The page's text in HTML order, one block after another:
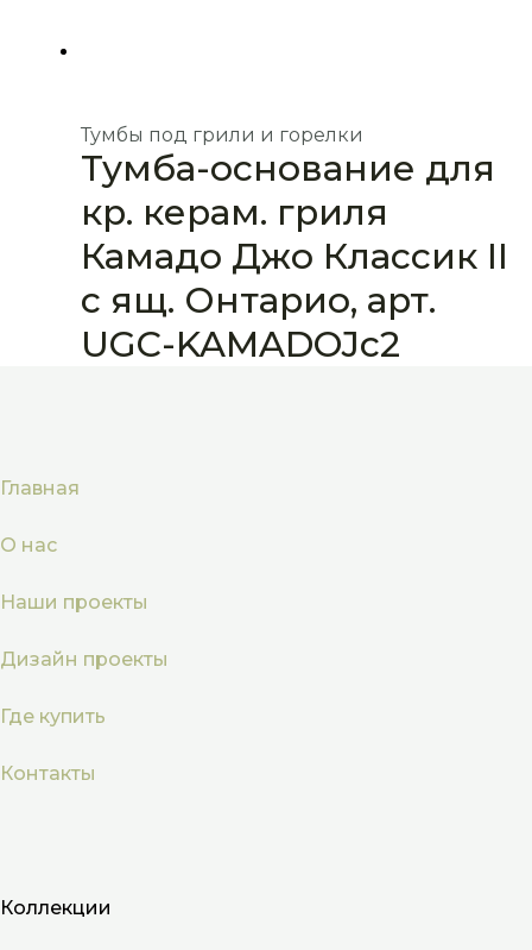
Тумбы под грили и горелки
Тумба-основание для
кр. керам. гриля
Камадо Джо Классик II
с ящ. Онтарио, арт.
UGC-KAMADOJc2
Главная
О нас
Наши проекты
Дизайн проекты
Где купить
Контакты
Коллекции